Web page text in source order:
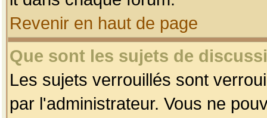
Revenir en haut de page
Que sont les sujets de
Les sujets verrouillés sont
par l'administrateur. Vous ne